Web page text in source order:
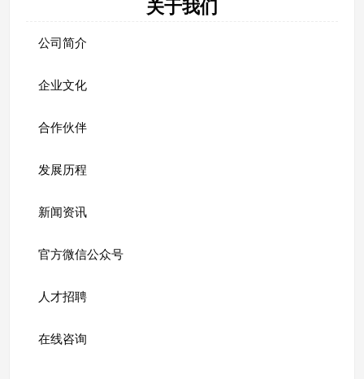
关于我们
公司简介
企业文化
合作伙伴
发展历程
新闻资讯
官方微信公众号
人才招聘
在线咨询